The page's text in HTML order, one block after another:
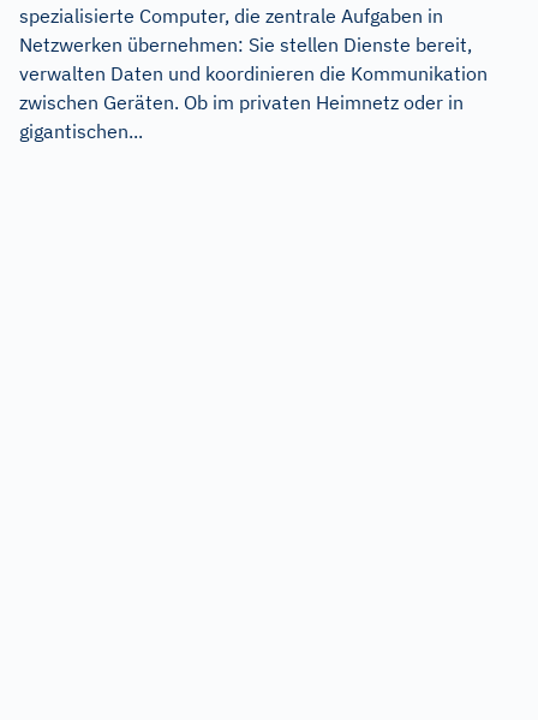
spezialisierte Computer, die zentrale Aufgaben in
Netzwerken übernehmen: Sie stellen Dienste bereit,
verwalten Daten und koordinieren die Kommunikation
zwischen Geräten. Ob im privaten Heimnetz oder in
gigantischen...